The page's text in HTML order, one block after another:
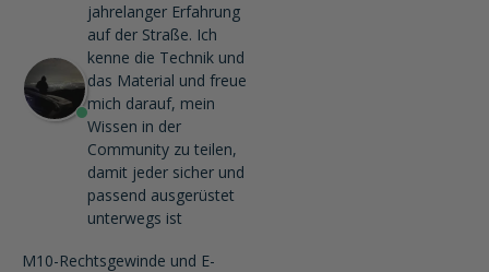
jahrelanger Erfahrung
auf der Straße. Ich
kenne die Technik und
das Material und freue
mich darauf, mein
Wissen in der
Community zu teilen,
damit jeder sicher und
passend ausgerüstet
unterwegs ist
M10-Rechtsgewinde und E-